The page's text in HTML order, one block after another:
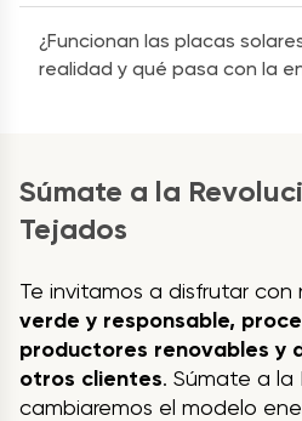
¿Funcionan las placas
realidad y qué pasa con la
Súmate a la
Tejados
Te invitamos a disfrutar con
verde y responsable,
productores renovables y
otros clientes. Súmate a la
cambiaremos el modelo